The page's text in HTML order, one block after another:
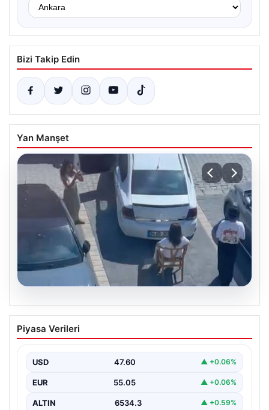
Bizi Takip Edin
Yan Manşet
Yalova’da Park Gerilimi: Kafe Çalışanı
Sandalye Çekip Aracı Engelledi
meydana gelen ilginç bir olay, sosyal medyada geniş…
Piyasa Verileri
USD 47.60 ▲ +0.06%
EUR 55.05 ▲ +0.06%
ALTIN 6534.3 ▲ +0.59%